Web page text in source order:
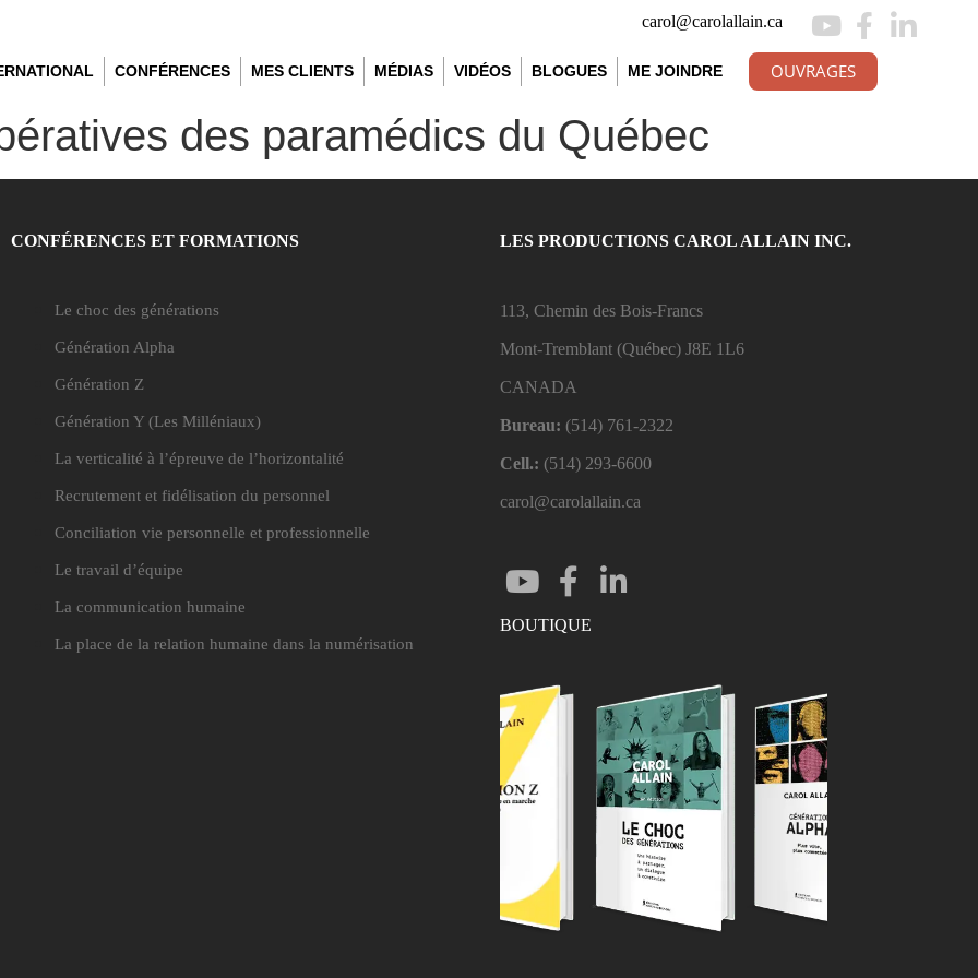
carol@carolallain.ca
CONFÉRENCES MES CLIENTS MÉDIAS VIDÉOS BLOGUES ME JOINDRE OUVRAGES
des paramédics du Québec
CONFÉRENCES ET FORMATIONS
Le choc des générations
Génération Alpha
Génération Z
Génération Y (Les Milléniaux)
La verticalité à l’épreuve de l’horizontalité
Recrutement et fidélisation du personnel
Conciliation vie personnelle et professionnelle
Le travail d’équipe
La communication humaine
La place de la relation humaine dans la numérisation
LES PRODUCTIONS CAROL ALLAIN INC.
113, Chemin des Bois-Francs
Mont-Tremblant (Québec) J8E 1L6
CANADA
Bureau: (514) 761-2322
Cell.: (514) 293-6600
carol@carolallain.ca
BOUTIQUE
ENTRER